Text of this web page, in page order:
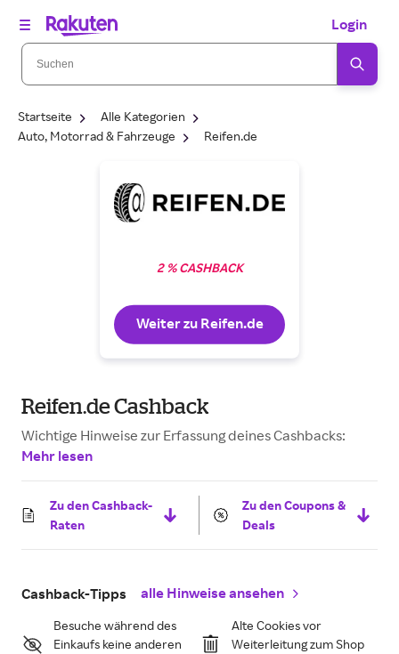
Login
Startseite
Alle Kategorien
Auto, Motorrad & Fahrzeuge
Reifen.de
2 % CASHBACK
Weiter zu Reifen.de
Reifen.de Cashback
Wichtige Hinweise zur Erfassung deines Cashbacks:
Mehr lesen
Zu den Cashback-
Raten
Zu den Coupons &
Deals
Cashback-Tipps alle Hinweise ansehen
Besuche während des
Einkaufs keine anderen
Alte Cookies vor
Weiterleitung zum Shop